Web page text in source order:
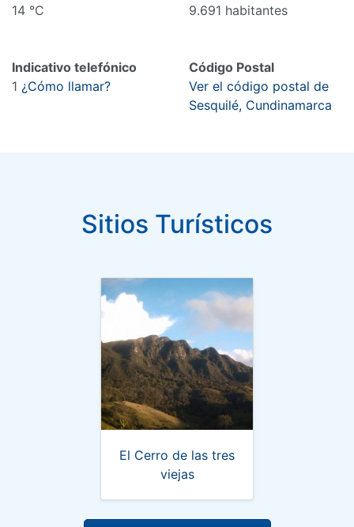
14 °C
9.691 habitantes
Indicativo telefónico
1 ¿Cómo llamar?
Código Postal
Ver el código postal de
Sesquilé, Cundinamarca
Sitios Turísticos
El Cerro de las tres
viejas